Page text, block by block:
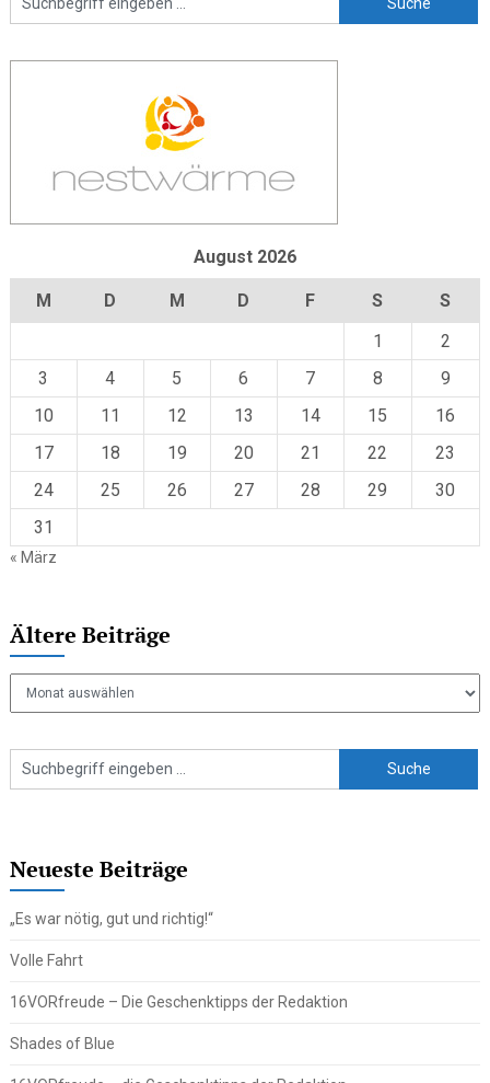
August 2026
M D M D F S
S
1
2
3
4 5 6 7 8
9
10
11 12 13 14 15
16
17
18 19 20 21 22
23
24
25 26 27 28 29
30
31
« März
Ältere Beiträge
Neueste Beiträge
„Es war nötig, gut und richtig!“
Volle Fahrt
16VORfreude – Die Geschenktipps der Redaktion
Shades of Blue